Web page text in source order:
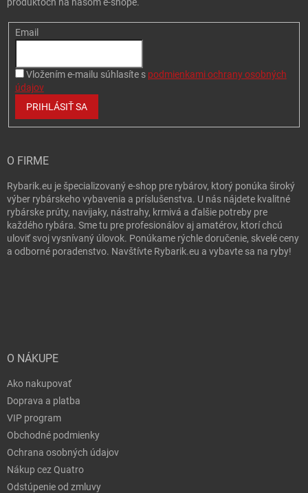
produktoch na našom e-shope.
Email
Vložením e-mailu súhlasíte s podmienkami ochrany osobných
údajov
PRIHLÁSIŤ SA
O FIRME
Rybarik.eu je špecializovaný e-shop pre rybárov, ktorý ponúka široký
výber rybárskeho vybavenia a príslušenstva. U nás nájdete kvalitné
rybárske prúty, navijaky, nástrahy, krmivá a ďalšie potreby pre
každého rybára. Sme tu pre profesionálov aj amatérov, ktorí chcú
uloviť svoj vysnívaný úlovok. Ponúkame rýchle doručenie, skvelé ceny
a odborné poradenstvo. Navštívte Rybarik.eu a vybavte sa na ryby!
O NÁKUPE
Ako nakupovať
Doprava a platba
VIP program
Obchodné podmienky
Ochrana osobných údajov
Nákup cez Quatro
Odstúpenie od zmluvy